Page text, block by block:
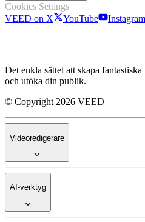
Cookies Settings
VEED on X
YouTube Instagram
Det enkla sättet att skapa
och utöka din publik.
© Copyright 2026 VEED
Videoredigerare
AI-verktyg